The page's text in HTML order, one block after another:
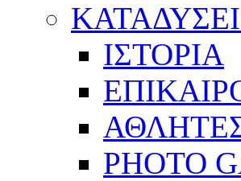
ΙΣΤΟΡΙΑ
PHOTO